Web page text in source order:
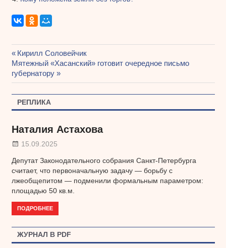
Навигация
по
записям
Предыдущая
запись:
Кирилл Соловейчик
Следующая
запись:
Мятежный «Хасанский» готовит очередное письмо
губернатору
РЕПЛИКА
Наталия Астахова
15.09.2025
Депутат Законодательного собрания Санкт-Петербурга
считает, что первоначальную задачу — борьбу с
лжеобщепитом — подменили формальным параметром:
площадью 50 кв.м.
ПОДРОБНЕЕ
ЖУРНАЛ В PDF